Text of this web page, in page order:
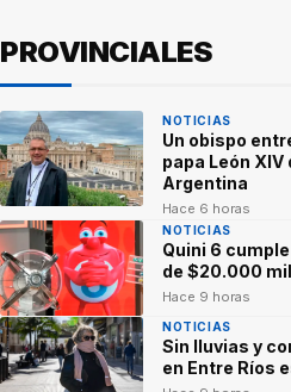
PROVINCIALES
NOTICIAS
Un obispo
papa León
Argentina
Hace 6 horas
NOTICIAS
Quini 6
de $20.000
Hace 9 horas
NOTICIAS
Sin lluvias y
en Entre Ríos